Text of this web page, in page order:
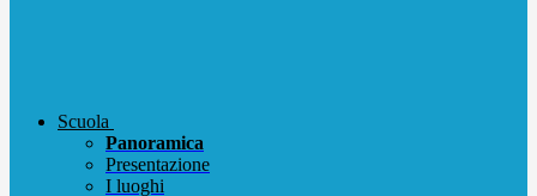
Scuola
Panoramica
Presentazione
I luoghi